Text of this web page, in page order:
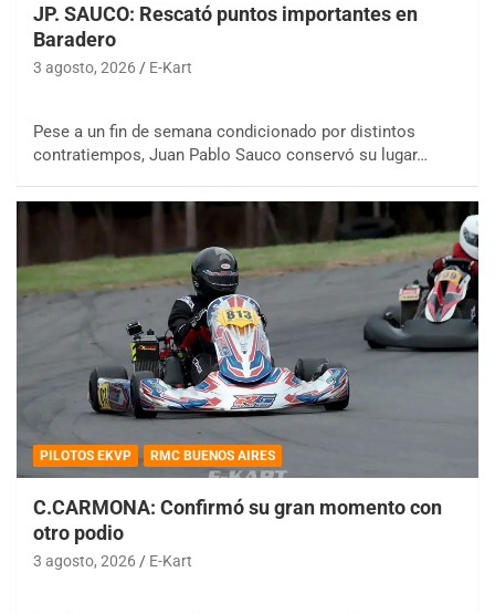
JP. SAUCO: Rescató puntos importantes en
Baradero
3 agosto, 2026 E-Kart
Pese a un fin de semana condicionado por distintos
contratiempos, Juan Pablo Sauco conservó su lugar…
PILOTOS EKVP RMC BUENOS AIRES
C.CARMONA: Confirmó su gran momento con
otro podio
3 agosto, 2026 E-Kart